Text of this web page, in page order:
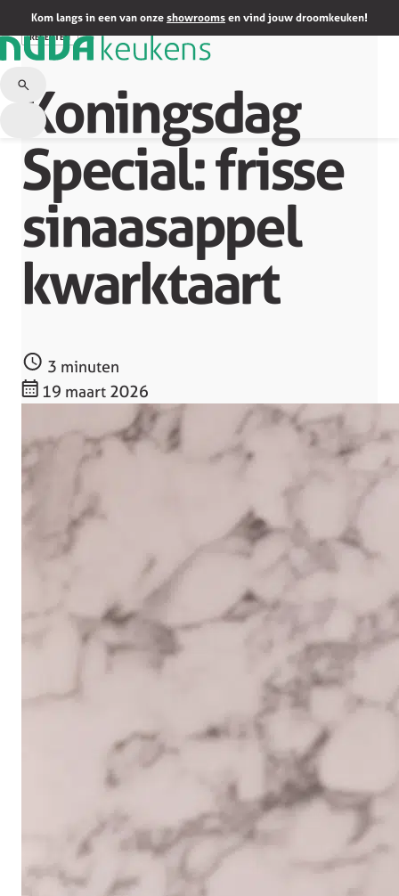
Kom langs in een van onze showrooms en vind jouw droomkeuken!
Terug naar overzicht
RECEPTEN
Koningsdag
Special: frisse
sinaasappel
kwarktaart
3 minuten
19 maart 2026